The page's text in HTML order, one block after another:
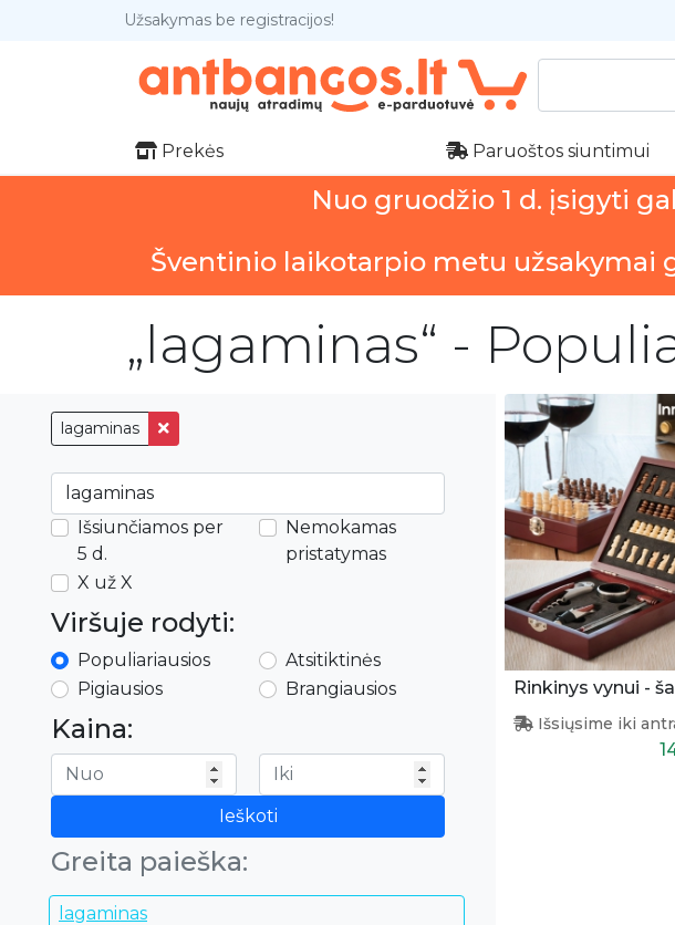
Užsakymas be registracijos!
Prekės Paruoštos siuntimui
Nuo gruodžio 1 d. įsigyti
Šventinio laikotarpio metu užsakymai
„lagaminas“ -
lagaminas
Išsiunčiamos per
5 d.
Nemokamas
pristatymas
X už X
Viršuje rodyti:
Populiariausios
Atsitiktinės
Pigiausios
Brangiausios
Kaina:
Ieškoti
Greita paieška:
lagaminas
Išsiųsime iki